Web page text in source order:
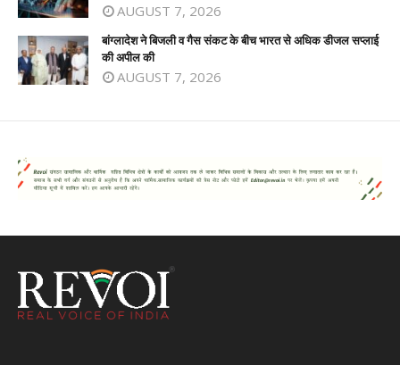
AUGUST 7, 2026
बांग्लादेश ने बिजली व गैस संकट के बीच भारत से अधिक डीजल सप्लाई
की अपील की
AUGUST 7, 2026